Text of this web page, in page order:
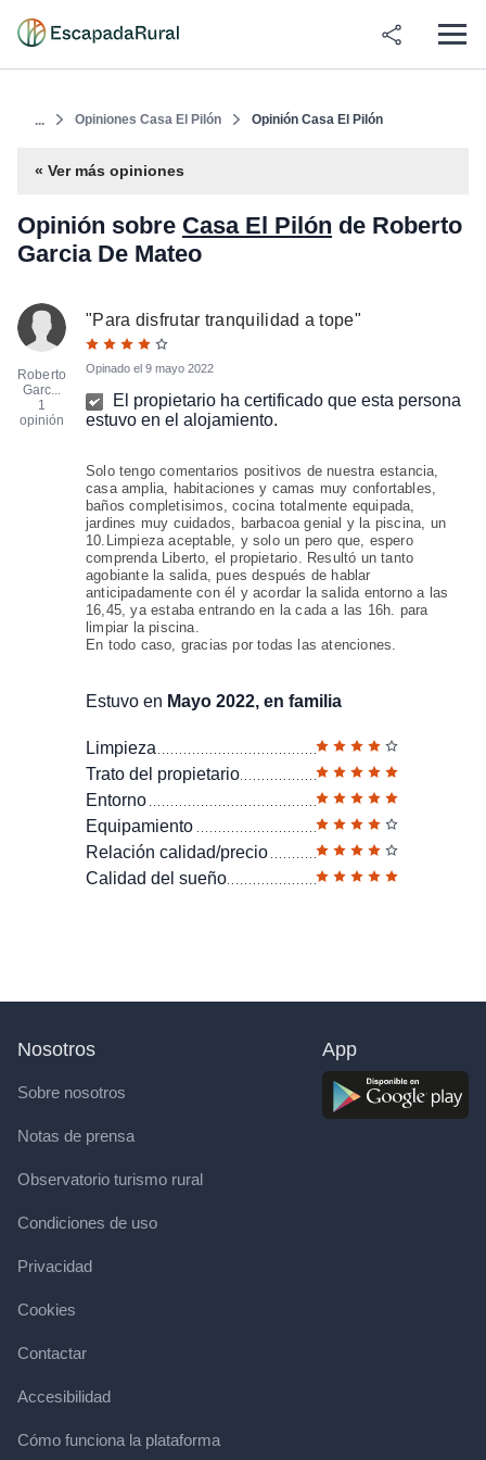
... Opiniones Casa El Pilón Opinión Casa El Pilón
« Ver más opiniones
Opinión sobre Casa El Pilón de Roberto
Garcia De Mateo
Roberto
Garc...
1
opinión
"Para disfrutar tranquilidad a tope"
Opinado el 9 mayo 2022
El propietario ha certificado que esta persona
estuvo en el alojamiento.
Solo tengo comentarios positivos de nuestra estancia,
casa amplia, habitaciones y camas muy confortables,
baños completisimos, cocina totalmente equipada,
jardines muy cuidados, barbacoa genial y la piscina, un
10.Limpieza aceptable, y solo un pero que, espero
comprenda Liberto, el propietario. Resultó un tanto
agobiante la salida, pues después de hablar
anticipadamente con él y acordar la salida entorno a las
16,45, ya estaba entrando en la cada a las 16h. para
limpiar la piscina.
En todo caso, gracias por todas las atenciones.
Estuvo en Mayo 2022, en familia
Limpieza
Trato del propietario
Entorno
Equipamiento
Relación calidad/precio
Calidad del sueño
Nosotros
Sobre nosotros
Notas de prensa
Observatorio turismo rural
Condiciones de uso
Privacidad
Cookies
Contactar
Accesibilidad
Cómo funciona la plataforma
App